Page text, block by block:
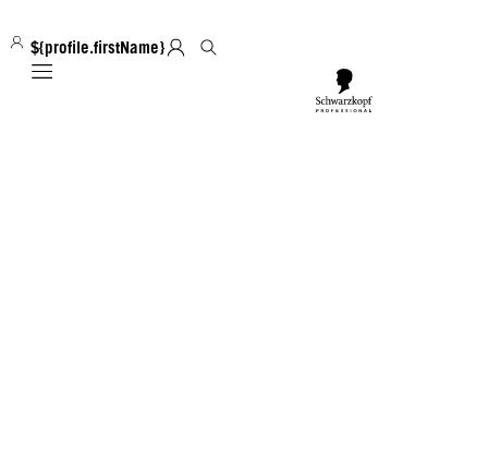
Mobile navigation
${profile.firstName}